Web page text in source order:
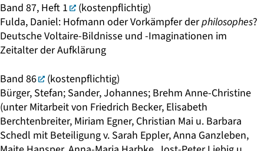
Band 87, Heft 1
(kostenpflichtig)
Fulda, Daniel: Hofmann oder Vorkämpfer derphilosophes?
Deutsche Voltaire-Bildnisse und -Imaginationen im
Zeitalter der Aufklärung
Band 86
(kostenpflichtig)
Bürger, Stefan; Sander, Johannes; Brehm Anne-Christine
(unter Mitarbeit von Friedrich Becker, Elisabeth
Berchtenbreiter, Miriam Egner, Christian Mai u. Barbara
Schedl mit Beteiligung v. Sarah Eppler, Anna Ganzleben,